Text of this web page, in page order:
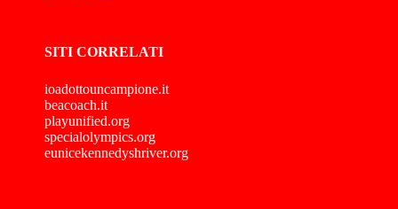
SITI CORRELATI
ioadottouncampione.it
beacoach.it
playunified.org
specialolympics.org
eunicekennedyshriver.org